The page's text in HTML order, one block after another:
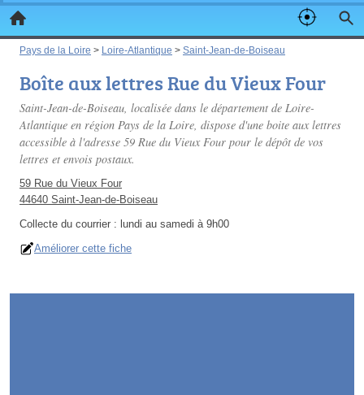
Pays de la Loire > Loire-Atlantique > Saint-Jean-de-Boiseau
Boîte aux lettres Rue du Vieux Four
Saint-Jean-de-Boiseau, localisée dans le département de Loire-
Atlantique en région Pays de la Loire, dispose d'une boite aux lettres
accessible à l'adresse 59 Rue du Vieux Four pour le dépôt de vos
lettres et envois postaux.
59 Rue du Vieux Four
44640 Saint-Jean-de-Boiseau
Collecte du courrier : lundi au samedi à 9h00
Améliorer cette fiche